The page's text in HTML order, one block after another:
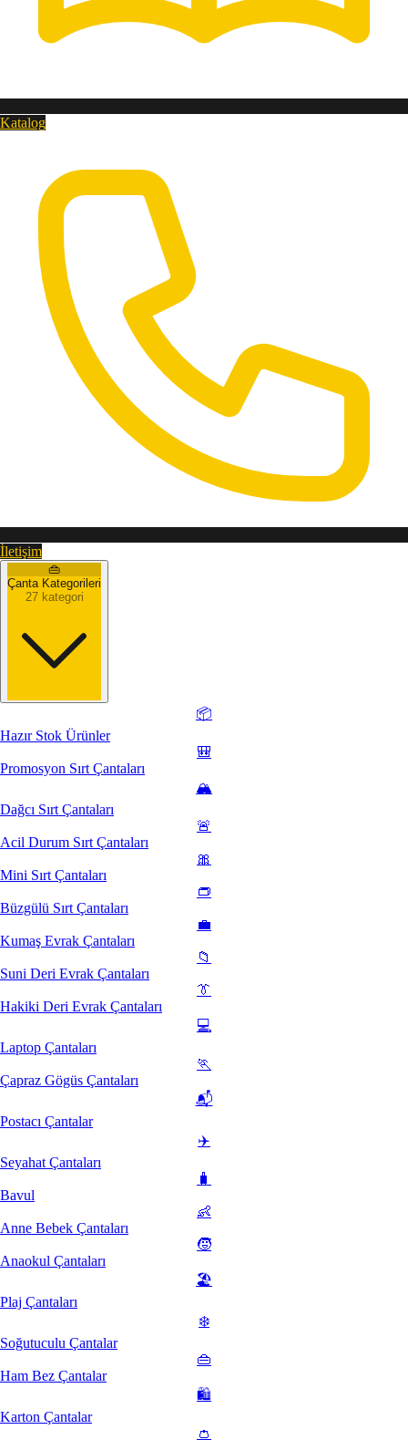
Katalog
İletişim
👜
Çanta Kategorileri
27 kategori
📦
Hazır Stok Ürünler
🎒
Promosyon Sırt Çantaları
🏔️
Dağcı Sırt Çantaları
🚨
Acil Durum Sırt Çantaları
🎀
Mini Sırt Çantaları
👝
Büzgülü Sırt Çantaları
💼
Kumaş Evrak Çantaları
📁
Suni Deri Evrak Çantaları
👔
Hakiki Deri Evrak Çantaları
💻
Laptop Çantaları
🏃
Çapraz Gögüs Çantaları
📬
Postacı Çantalar
✈️
Seyahat Çantaları
🧳
Bavul
👶
Anne Bebek Çantaları
🧒
Anaokul Çantaları
🏖️
Plaj Çantaları
❄️
Soğutuculu Çantalar
👜
Ham Bez Çantalar
🛍️
Karton Çantalar
👛